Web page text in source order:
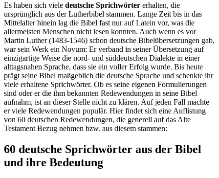
Es haben sich viele deutsche Sprichwörter erhalten, die
ursprünglich aus der Lutherbibel stammen. Lange Zeit bis in das
Mittelalter hinein lag die Bibel fast nur auf Latein vor, was die
allermeisten Menschen nicht lesen konnten. Auch wenn es vor
Martin Luther (1483-1546) schon deutsche Bibelübersetzungen gab,
war sein Werk ein Novum: Er verband in seiner Übersetzung auf
einzigartige Weise die nord- und süddeutschen Dialekte in einer
alttagsnahen Sprache, dass sie ein voller Erfolg wurde. Bis heute
prägt seine Bibel maßgeblich die deutsche Sprache und schenkte ihr
viele erhaltene Sprichwörter. Ob es seine eigenen Formulierungen
sind oder er die ihm bekannten Redewendungen in seine Bibel
aufnahm, ist an dieser Stelle nicht zu klären. Auf jeden Fall machte
er viele Redewendungen populär. Hier findet sich eine Auflistung
von 60 deutschen Redewendungen, die generell auf das Alte
Testament Bezug nehmen bzw. aus diesem stammen:
60 deutsche Sprichwörter aus der Bibel
und ihre Bedeutung